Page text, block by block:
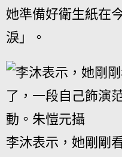
她準備好衛生紙在
淚」。
李沐表示，她剛剛